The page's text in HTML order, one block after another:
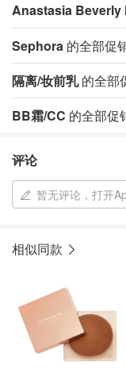
Anastasia Beverly
Sephora 的全部促
隔离/妆前乳的全部
BB霜/CC 的全部促
评论
暂无评论，打开
相似同款